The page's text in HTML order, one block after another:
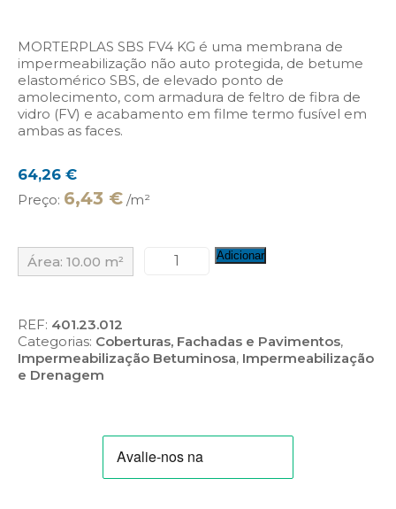
MORTERPLAS SBS FV4 KG é uma membrana de
impermeabilização não auto protegida, de betume
elastomérico SBS, de elevado ponto de
amolecimento, com armadura de feltro de fibra de
vidro (FV) e acabamento em filme termo fusível em
ambas as faces.
64,26 €
Preço: 6,43 € /m²
Área: 10.00 m²
Quantidade
4
kg
Adicionar
REF: 401.23.012
Categorias: Coberturas, Fachadas e Pavimentos,
Impermeabilização Betuminosa, Impermeabilização
e Drenagem